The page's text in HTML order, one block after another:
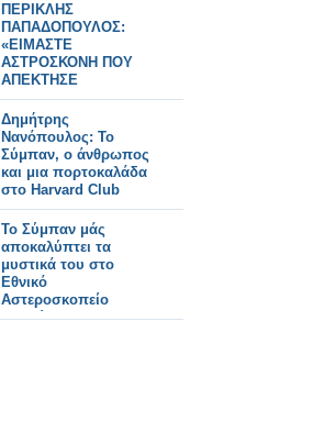
ΠΕΡΙΚΛΗΣ
ΠΑΠΑΔΟΠΟΥΛΟΣ:
«ΕΙΜΑΣΤΕ
ΑΣΤΡΟΣΚΟΝΗ ΠΟΥ
ΑΠΕΚΤΗΣΕ
ΣΥΝΕΙΔΗΣΗ» – Ο
ΗΓΕΤΗΣ ΤΗΣ NASA
ΠΙΣΩ ΑΠΟ ΤΟ Artemis
II
Δημήτρης
Νανόπουλος: Το
Σύμπαν, ο άνθρωπος
και μια πορτοκαλάδα
στο Harvard Club
Το Σύμπαν μάς
αποκαλύπτει τα
μυστικά του στο
Εθνικό
Αστεροσκοπείο
Αθηνών